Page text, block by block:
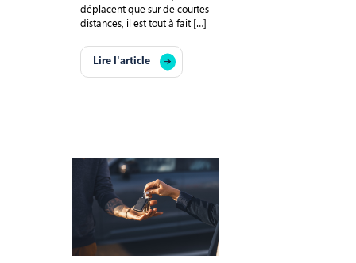
déplacent que sur de courtes
distances, il est tout à fait […]
Lire l'article